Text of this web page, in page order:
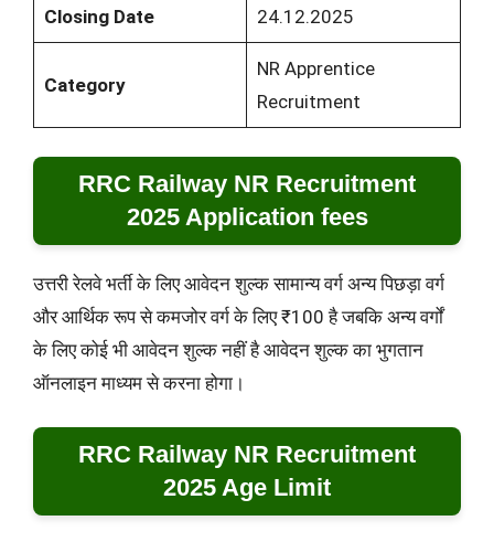
Closing Date 24.12.2025
Category
NR Apprentice
Recruitment
RRC Railway NR Recruitment
2025 Application fees
उत्तरी रेलवे भर्ती के लिए आवेदन शुल्क सामान्य वर्ग अन्य पिछड़ा वर्ग
और आर्थिक रूप से कमजोर वर्ग के लिए ₹100 है जबकि अन्य वर्गों
के लिए कोई भी आवेदन शुल्क नहीं है आवेदन शुल्क का भुगतान
ऑनलाइन माध्यम से करना होगा।
RRC Railway NR Recruitment
2025 Age Limit